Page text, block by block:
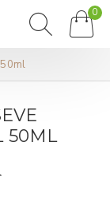
0
50ML